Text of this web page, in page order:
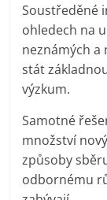
Soustředěné
ohledech na
neznámých a
stát
výzkum.
Samotné
množství
způsoby
odbornému